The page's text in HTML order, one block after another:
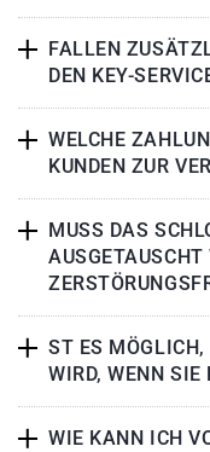
FALLEN
DEN KEY-
WELCHE
KUNDEN ZUR
MUSS DAS
AUSGETAUSCHT
ST ES
WIRD, WENN SIE
WIE KANN ICH